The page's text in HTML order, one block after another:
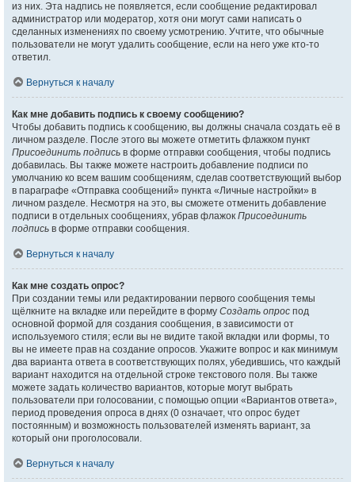
из них. Эта надпись не появляется, если сообщение редактировал
администратор или модератор, хотя они могут сами написать о
сделанных изменениях по своему усмотрению. Учтите, что обычные
пользователи не могут удалить сообщение, если на него уже кто-то
ответил.
Вернуться к началу
Как мне добавить подпись к своему сообщению?
Чтобы добавить подпись к сообщению, вы должны сначала создать её в
личном разделе. После этого вы можете отметить флажком пункт
Присоединить подпись в форме отправки сообщения, чтобы подпись
добавилась. Вы также можете настроить добавление подписи по
умолчанию ко всем вашим сообщениям, сделав соответствующий выбор
в параграфе «Отправка сообщений» пункта «Личные настройки» в
личном разделе. Несмотря на это, вы сможете отменить добавление
подписи в отдельных сообщениях, убрав флажок Присоединить
подпись в форме отправки сообщения.
Вернуться к началу
Как мне создать опрос?
При создании темы или редактировании первого сообщения темы
щёлкните на вкладке или перейдите в форму Создать опрос под
основной формой для создания сообщения, в зависимости от
используемого стиля; если вы не видите такой вкладки или формы, то
вы не имеете прав на создание опросов. Укажите вопрос и как минимум
два варианта ответа в соответствующих полях, убедившись, что каждый
вариант находится на отдельной строке текстового поля. Вы также
можете задать количество вариантов, которые могут выбрать
пользователи при голосовании, с помощью опции «Вариантов ответа»,
период проведения опроса в днях (0 означает, что опрос будет
постоянным) и возможность пользователей изменять вариант, за
который они проголосовали.
Вернуться к началу